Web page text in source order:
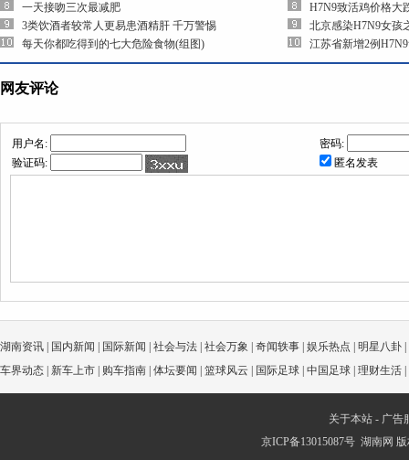
一天接吻三次最减肥
3类饮酒者较常人更易患酒精肝 千万警惕
每天你都吃得到的七大危险食物(组图)
H7N9致活鸡价格大
北京感染H7N9女孩
江苏省新增2例
网友评论
用户名:
密码:
验证码:
匿名发表
湖南资讯 国内新闻 国际新闻 社会与法 社会万象 奇闻轶事 娱乐热点 明星八卦
车界动态
新车上市 购车指南 体坛要闻 篮球风云 国际足球 中国足球 理财生活
关于本站 - 广告
京ICP备13015087号湖南网